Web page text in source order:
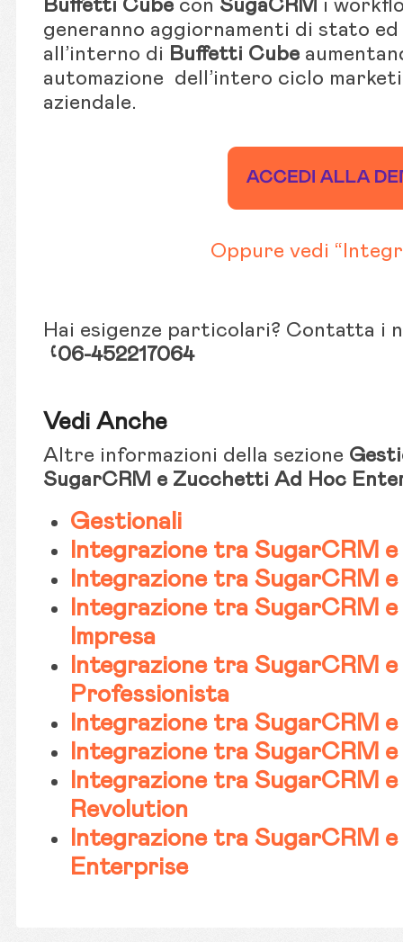
Buffetti Cubecon SugaCRM i
generanno aggiornamenti di stato
all’interno di Buffetti Cube
automazione dell’intero ciclo
aziendale.
Oppure vedi
Hai esigenze particolari? Contatta i
06-452217064
Vedi Anche
Altre informazioni della sezione
SugarCRM e Zucchetti Ad Hoc
Gestionali
Integrazione tra SugarCRM
Integrazione tra SugarCRM
Integrazione tra SugarCRM e
Impresa
Integrazione tra SugarCRM e
Professionista
Integrazione tra SugarCRM e
Integrazione tra SugarCRM e
Integrazione tra SugarCRM
Revolution
Integrazione tra SugarCRM
Enterprise